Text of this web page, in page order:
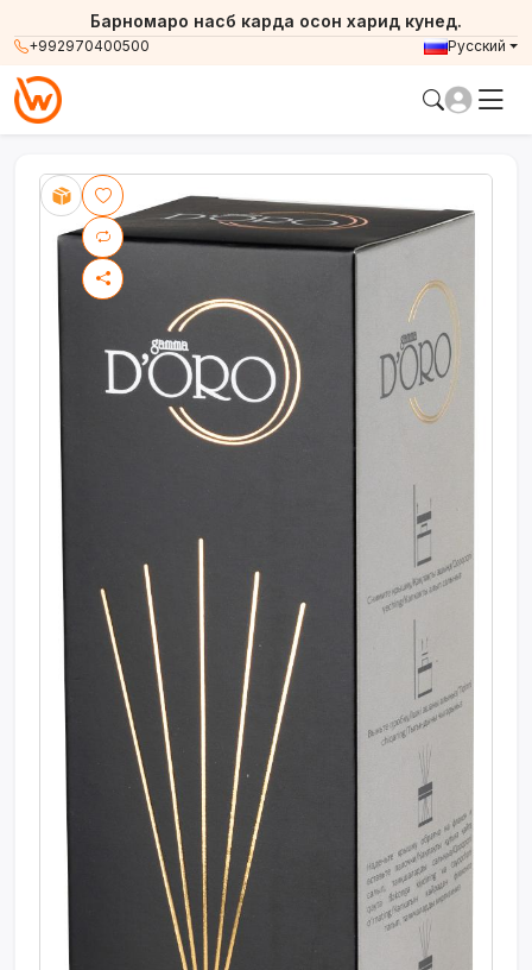
+992970400500
Барномаро насб карда осон харид кунед.
Русский